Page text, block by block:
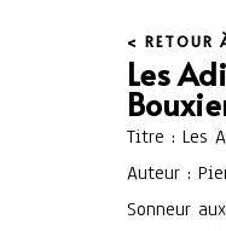
< RETOUR
Les
Titre : Les
Auteur :
Sonneur